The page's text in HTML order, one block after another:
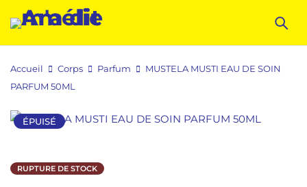
Accueil Corps Parfum
MUSTELA MUSTI EAU DE SOIN
PARFUM 50ML
ÉPUISÉ
RUPTURE DE STOCK